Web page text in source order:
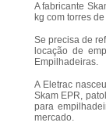
A fabricante
kg com torres
Se precisa de
locação de
Empilhadeiras.
A Eletrac
Skam EPR,
para
mercado.